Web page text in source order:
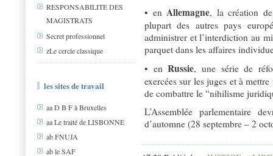
RESPONSABILITE DES
MAGISTRATS
Secret professionnel
zLe cercle classique
les sites de travail
aa D B F à Bruxelles
aa Le traité de LISBONNE
ab FNUJA
ab le SAF
• enAllemagne, la création
plupart des autres pays
administrer et l’interdiction au
parquet dans les affaires
• enRussie, une série de
exercées sur les juges et à
de combattre le “nihilisme
L’Assemblée parlementaire
d’automne (28 septembre – 2